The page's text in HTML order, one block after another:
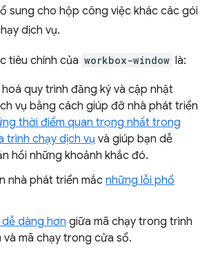
sung cho hộp công việc khác các gói
dịch vụ.
tiêu chính của workbox-window là:
quy trình đăng ký và cập nhật
vụ bằng cách giúp đỡ nhà phát triển
thời điểm quan trọng nhất trong
trình chạy dịch vụ và giúp bạn dễ
hồi những khoảnh khắc đó.
nhà phát triển mắc những lỗi phổ
dàng hơn giữa mã chạy trong trình
và mã chạy trong cửa sổ.